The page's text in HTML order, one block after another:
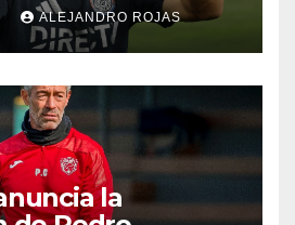
ALEJANDRO ROJAS
la